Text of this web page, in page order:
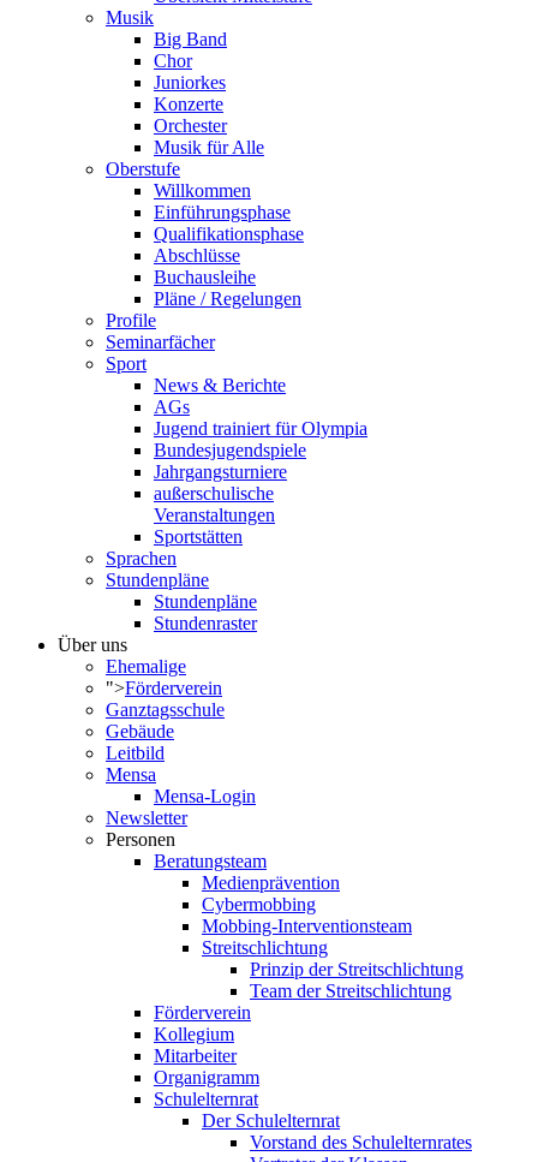
Musik
Big Band
Chor
Juniorkes
Konzerte
Orchester
Musik für Alle
Oberstufe
Willkommen
Einführungsphase
Qualifikationsphase
Abschlüsse
Buchausleihe
Pläne / Regelungen
Profile
Seminarfächer
Sport
News & Berichte
AGs
Jugend trainiert für Olympia
Bundesjugendspiele
Jahrgangsturniere
außerschulische
Veranstaltungen
Sportstätten
Sprachen
Stundenpläne
Stundenpläne
Stundenraster
Über uns
Ehemalige
">Förderverein
Ganztagsschule
Gebäude
Leitbild
Mensa
Mensa-Login
Newsletter
Personen
Beratungsteam
Medienprävention
Cybermobbing
Mobbing-Interventionsteam
Streitschlichtung
Prinzip der Streitschlichtung
Team der Streitschlichtung
Förderverein
Kollegium
Mitarbeiter
Organigramm
Schulelternrat
Der Schulelternrat
Vorstand des Schulelternrates